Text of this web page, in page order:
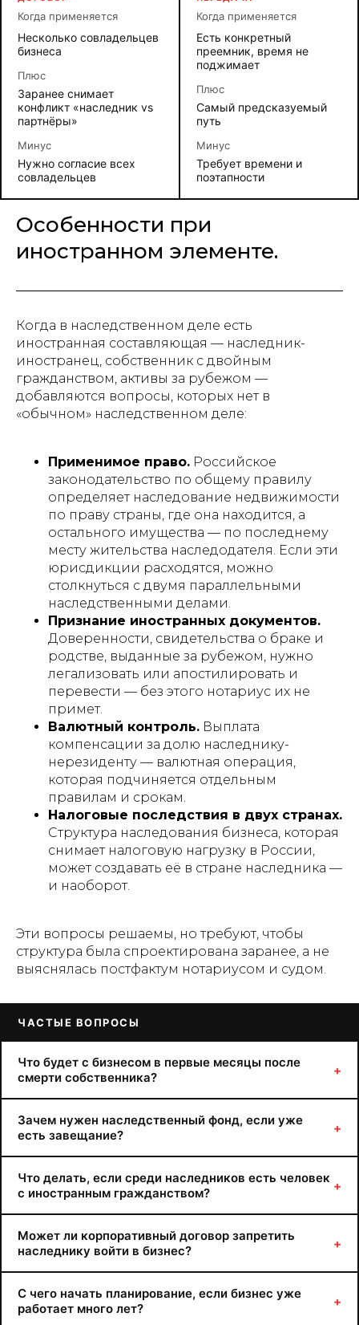
Когда применяется
Несколько совладельцев
бизнеса
Плюс
Заранее снимает
конфликт «наследник vs
партнёры»
Минус
Нужно согласие всех
совладельцев
Когда применяется
Есть конкретный
преемник, время не
поджимает
Плюс
Самый предсказуемый
путь
Минус
Требует времени и
поэтапности
Особенности при
иностранном элементе.
Когда в наследственном деле есть
иностранная составляющая — наследник-
иностранец, собственник с двойным
гражданством, активы за рубежом —
добавляются вопросы, которых нет в
«обычном» наследственном деле:
Применимое право. Российское
законодательство по общему правилу
определяет наследование недвижимости
по праву страны, где она находится, а
остального имущества — по последнему
месту жительства наследодателя. Если эти
юрисдикции расходятся, можно
столкнуться с двумя параллельными
наследственными делами.
Признание иностранных документов.
Доверенности, свидетельства о браке и
родстве, выданные за рубежом, нужно
легализовать или апостилировать и
перевести — без этого нотариус их не
примет.
Валютный контроль. Выплата
компенсации за долю наследнику-
нерезиденту — валютная операция,
которая подчиняется отдельным
правилам и срокам.
Налоговые последствия в двух странах.
Структура наследования бизнеса, которая
снимает налоговую нагрузку в России,
может создавать её в стране наследника —
и наоборот.
Эти вопросы решаемы, но требуют, чтобы
структура была спроектирована заранее, а не
выяснялась постфактум нотариусом и судом.
ЧАСТЫЕ ВОПРОСЫ
Что будет с бизнесом в первые месяцы после
смерти собственника?
+
Зачем нужен наследственный фонд, если уже
есть завещание?
+
Что делать, если среди наследников есть человек
с иностранным гражданством?
+
Может ли корпоративный договор запретить
наследнику войти в бизнес?
+
С чего начать планирование, если бизнес уже
работает много лет?
+